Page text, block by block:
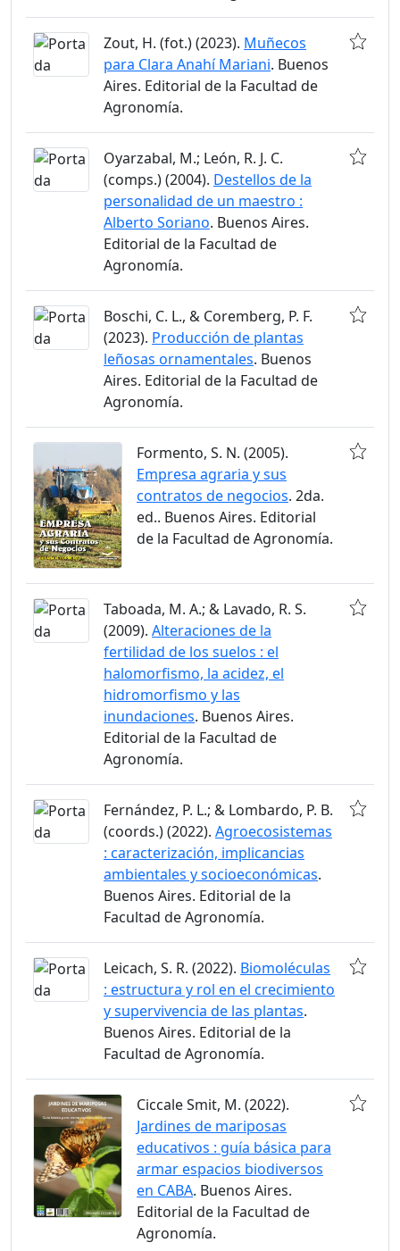
Zout, H. (fot.) (2023). Muñecos
para Clara Anahí Mariani. Buenos
Aires. Editorial de la Facultad de
Agronomía.
Oyarzabal, M.; León, R. J. C.
(comps.) (2004). Destellos de la
personalidad de un maestro :
Alberto Soriano. Buenos Aires.
Editorial de la Facultad de
Agronomía.
Boschi, C. L., & Coremberg, P. F.
(2023). Producción de plantas
leñosas ornamentales. Buenos
Aires. Editorial de la Facultad de
Agronomía.
Formento, S. N. (2005).
Empresa agraria y sus
contratos de negocios. 2da.
ed.. Buenos Aires. Editorial
de la Facultad de Agronomía.
Taboada, M. A.; & Lavado, R. S.
(2009). Alteraciones de la
fertilidad de los suelos : el
halomorfismo, la acidez, el
hidromorfismo y las
inundaciones. Buenos Aires.
Editorial de la Facultad de
Agronomía.
Fernández, P. L.; & Lombardo, P. B.
(coords.) (2022). Agroecosistemas
: caracterización, implicancias
ambientales y socioeconómicas.
Buenos Aires. Editorial de la
Facultad de Agronomía.
Leicach, S. R. (2022). Biomoléculas
: estructura y rol en el crecimiento
y supervivencia de las plantas.
Buenos Aires. Editorial de la
Facultad de Agronomía.
Ciccale Smit, M. (2022).
Jardines de mariposas
educativos : guía básica para
armar espacios biodiversos
en CABA. Buenos Aires.
Editorial de la Facultad de
Agronomía.